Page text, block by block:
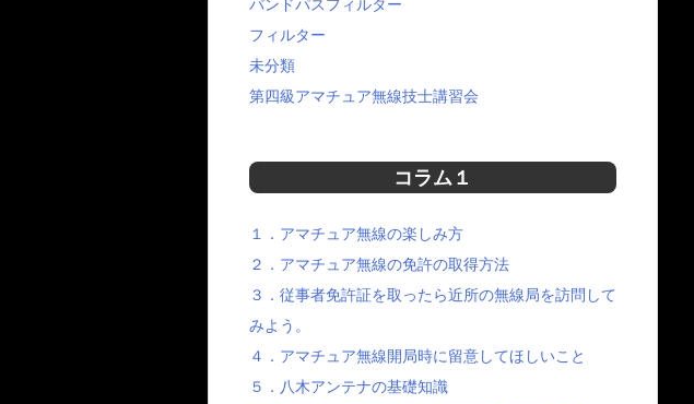
バンドパスフィルター
フィルター
未分類
第四級アマチュア無線技士講習会
コラム１
１．アマチュア無線の楽しみ方
２．アマチュア無線の免許の取得方法
３．従事者免許証を取ったら近所の無線局を訪問して
みよう。
４．アマチュア無線開局時に留意してほしいこと
５．八木アンテナの基礎知識